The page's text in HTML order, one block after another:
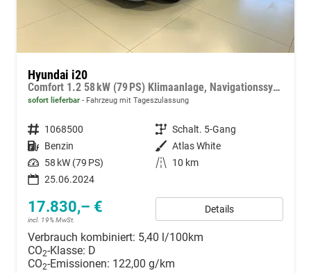
Hyundai i20
Comfort 1.2 58 kW (79 PS) Klimaanlage, Navigationssystem, Radio mit DAB, Apple CarPlay & Android Auto, Rückfahrkamera, Einparkhilfe hinten, Lichtsensor, Spurhalteassistent, Fernlichtassistent, Verkehrszeichenassistent uvm.
sofort lieferbar Fahrzeug mit Tageszulassung
Fahrzeugnummer 1068500 Getriebe Schalt. 5-Gang
Kraftstoff Benzin Außenfarbe Atlas White
Leistung 58 kW (79 PS) Kilometerstand
10 km
25.06.2024
17.830,– €
incl. 19% MwSt.
Details
Verbrauch kombiniert: 5,40 l/100km
CO2-Klasse: D
CO2-Emissionen: 122,00 g/km